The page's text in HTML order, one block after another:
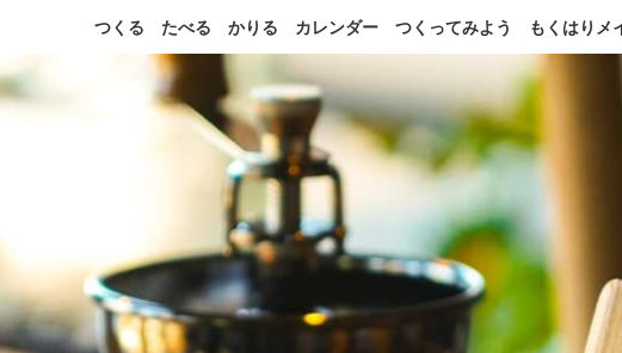
つくる たべる かりる カレンダー つくってみよう もくはりメ